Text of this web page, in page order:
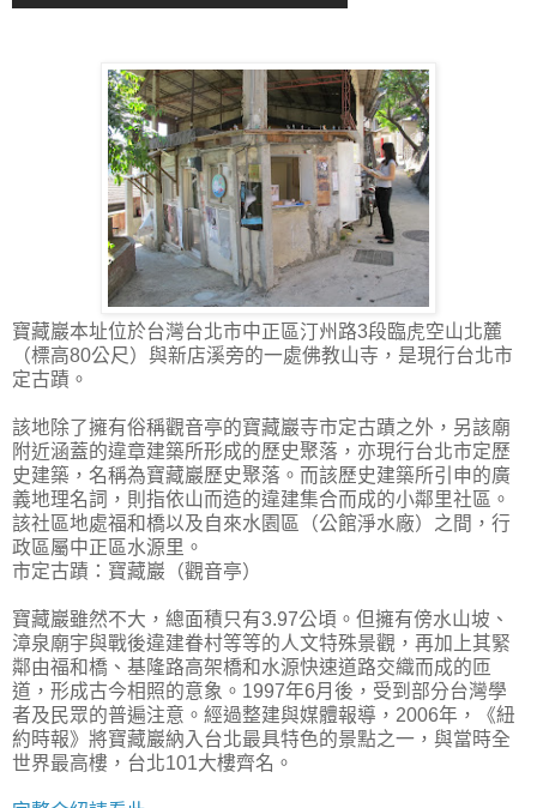
寶藏巖本址位於台灣台北市中正區汀州路3段臨虎空山北麓
（標高80公尺）與新店溪旁的一處佛教山寺，是現行台北市
定古蹟。
該地除了擁有俗稱觀音亭的寶藏巖寺市定古蹟之外，另該廟
附近涵蓋的違章建築所形成的歷史聚落，亦現行台北市定歷
史建築，名稱為寶藏巖歷史聚落。而該歷史建築所引申的廣
義地理名詞，則指依山而造的違建集合而成的小鄰里社區。
該社區地處福和橋以及自來水園區（公館淨水廠）之間，行
政區屬中正區水源里。
市定古蹟：寶藏巖（觀音亭）
寶藏巖雖然不大，總面積只有3.97公頃。但擁有傍水山坡、
漳泉廟宇與戰後違建眷村等等的人文特殊景觀，再加上其緊
鄰由福和橋、基隆路高架橋和水源快速道路交織而成的匝
道，形成古今相照的意象。1997年6月後，受到部分台灣學
者及民眾的普遍注意。經過整建與媒體報導，2006年，《紐
約時報》將寶藏巖納入台北最具特色的景點之一，與當時全
世界最高樓，台北101大樓齊名。